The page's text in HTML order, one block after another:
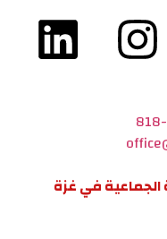
الجماعية في غزة